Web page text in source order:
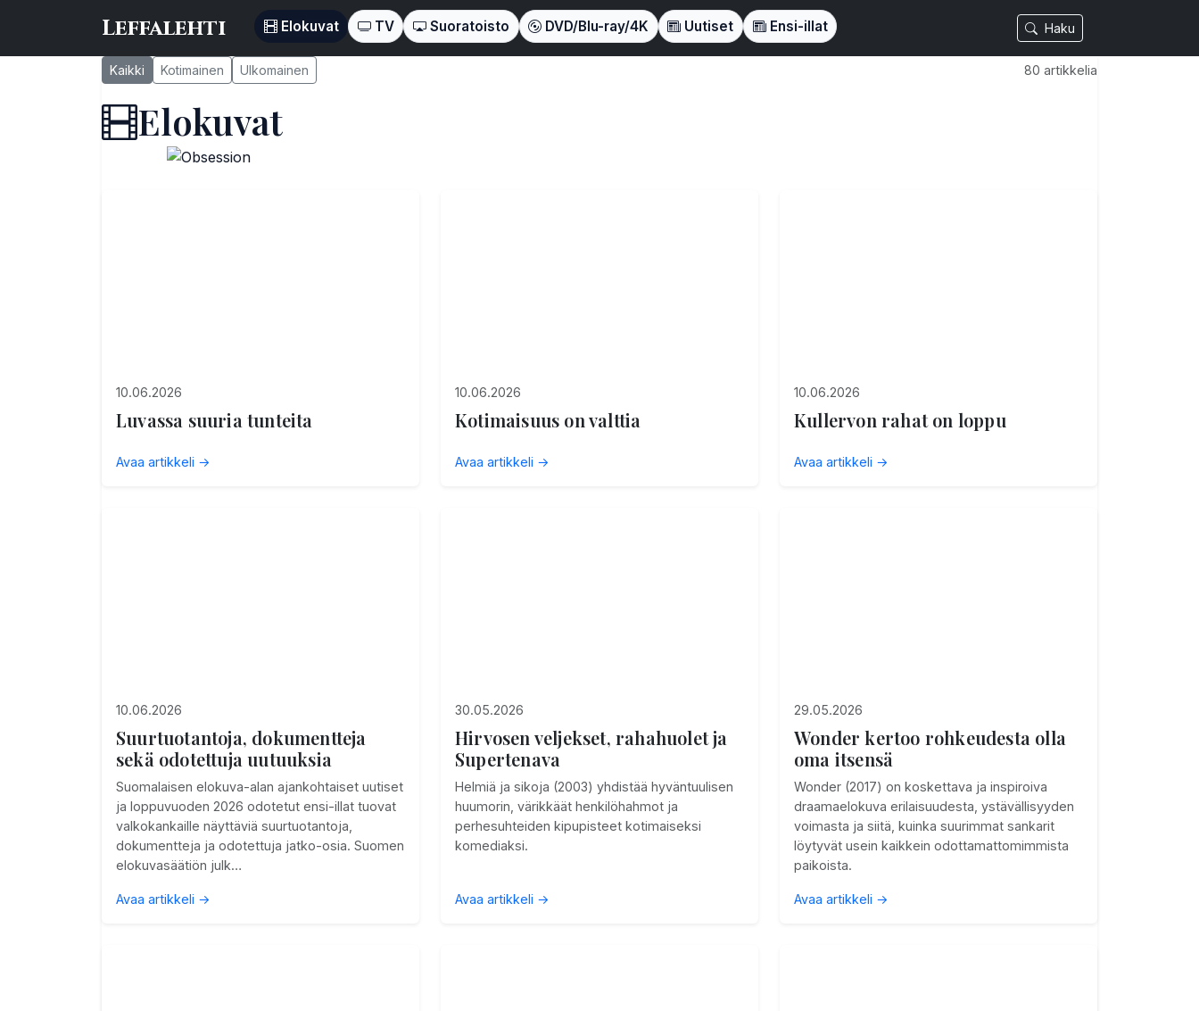
Leffalehti Elokuvat TV Suoratoisto DVD/Blu-ray/4K Uutiset Ensi-illat Haku
Kaikki Kotimainen Ulkomainen 80 artikkelia
Elokuvat
10.06.2026
Luvassa suuria tunteita
Avaa artikkeli →
10.06.2026
Kotimaisuus on valttia
Avaa artikkeli →
10.06.2026
Kullervon rahat on loppu
Avaa artikkeli →
10.06.2026
Suurtuotantoja, dokumentteja
sekä odotettuja uutuuksia
Suomalaisen elokuva-alan ajankohtaiset uutiset
ja loppuvuoden 2026 odotetut ensi-illat tuovat
valkokankaille näyttäviä suurtuotantoja,
dokumentteja ja odotettuja jatko-osia. Suomen
elokuvasäätiön julk…
Avaa artikkeli →
30.05.2026
Hirvosen veljekset, rahahuolet ja
Supertenava
Helmiä ja sikoja (2003) yhdistää hyväntuulisen
huumorin, värikkäät henkilöhahmot ja
perhesuhteiden kipupisteet kotimaiseksi
komediaksi.
Avaa artikkeli →
29.05.2026
Wonder kertoo rohkeudesta olla
oma itsensä
Wonder (2017) on koskettava ja inspiroiva
draamaelokuva erilaisuudesta, ystävällisyyden
voimasta ja siitä, kuinka suurimmat sankarit
löytyvät usein kaikkein odottamattomimmista
paikoista.
Avaa artikkeli →